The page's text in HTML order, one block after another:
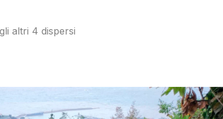
altri 4 dispersi